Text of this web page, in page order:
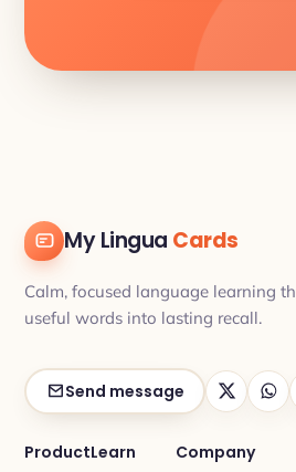
My Lingua Cards
Calm, focused language learning
useful words into lasting recall.
Send message
ProductLearn Company